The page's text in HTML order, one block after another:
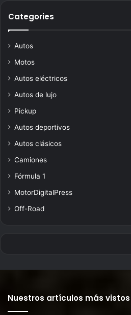
Categories
Autos
Motos
Autos eléctricos
Autos de lujo
Pickup
Autos deportivos
Autos clásicos
Camiones
Fórmula 1
MotorDigitalPress
Off-Road
Nuestros artículos más vistos